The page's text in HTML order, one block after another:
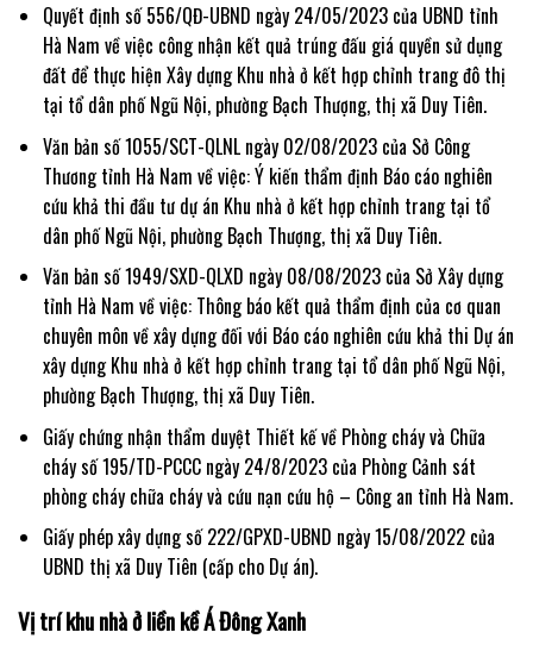
Quyết định số 556/QĐ-UBND ngày 24/05/2023 của UBND tỉnh
Hà Nam về việc công nhận kết quả trúng đấu giá quyền sử dụng
đất để thực hiện Xây dựng Khu nhà ở kết hợp chỉnh trang đô thị
tại tổ dân phố Ngũ Nội, phường Bạch Thượng, thị xã Duy Tiên.
Văn bản số 1055/SCT-QLNL ngày 02/08/2023 của Sở Công
Thương tỉnh Hà Nam về việc: Ý kiến thẩm định Báo cáo nghiên
cứu khả thi đầu tư dự án Khu nhà ở kết hợp chỉnh trang tại tổ
dân phố Ngũ Nội, phường Bạch Thượng, thị xã Duy Tiên.
Văn bản số 1949/SXD-QLXD ngày 08/08/2023 của Sở Xây dựng
tỉnh Hà Nam về việc: Thông báo kết quả thẩm định của cơ quan
chuyên môn về xây dựng đối với Báo cáo nghiên cứu khả thi Dự án
xây dựng Khu nhà ở kết hợp chỉnh trang tại tổ dân phố Ngũ Nội,
phường Bạch Thượng, thị xã Duy Tiên.
Giấy chứng nhận thẩm duyệt Thiết kế về Phòng cháy và Chữa
cháy số 195/TD-PCCC ngày 24/8/2023 của Phòng Cảnh sát
phòng cháy chữa cháy và cứu nạn cứu hộ – Công an tỉnh Hà Nam.
Giấy phép xây dựng số 222/GPXD-UBND ngày 15/08/2022 của
UBND thị xã Duy Tiên (cấp cho Dự án).
Vị trí khu nhà ở liền kề Á Đông Xanh